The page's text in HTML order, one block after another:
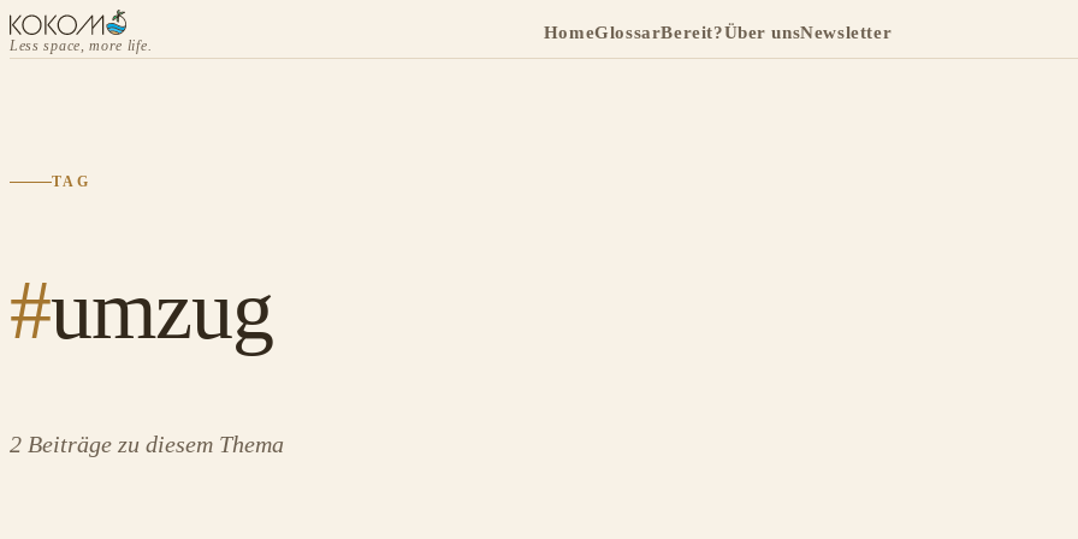
Less space, more life.
HomeGlossarBereit?Über unsNewsletter
TAG
#umzug
2 Beiträge zu diesem Thema